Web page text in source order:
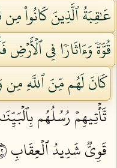
عَٰقِبَةُ ٱلَّذِينَ كَانُواْ
قُوَّةٗ وَءَاثَارٗا فِي
كَانَ لَهُم مِّنَ ٱللَّهِ مِن
تَّأۡتِيهِمۡ رُسُلُهُم
قَوِيّٞ شَدِيدُ ٱلۡعِقَابِ ٢٢